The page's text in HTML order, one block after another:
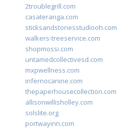
2troublegrill.com
casateranga.com
sticksandstonesstudiooh.com
walkers-treeservice.com
shopmossi.com
untamedcollectivesd.com
mxpwellness.com
infernocanine.com
thepaperhousecollection.com
allisonwillisholley.com
solslite.org
portwayinn.com